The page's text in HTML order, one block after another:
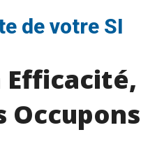
de votre SI
Efficacité,
Occupons